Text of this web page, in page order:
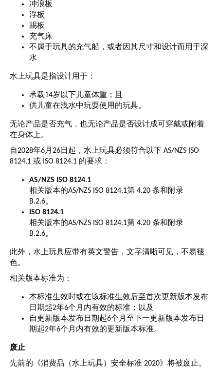
冲浪板
浮板
踢板
充气床
不属于玩具的充气船，或者因其尺寸和设计而用于深
水
水上玩具是指设计用于：
承载14岁以下儿童体重；且
供儿童在浅水中玩耍使用的玩具。
无论产品是否充气，也无论产品是否设计成可穿戴或附着
在身体上。
自2028年6月26日起，水上玩具必须符合以下 AS/NZS ISO
8124.1 或 ISO 8124.1 的要求：
AS/NZS ISO 8124.1
相关版本的AS/NZS ISO 8124.1第 4.20 条和附录
B.2.6。
ISO 8124.1
相关版本的AS/NZS ISO 8124.1第 4.20 条和附录
B.2.6。
此外，水上玩具应带有英文警告，文字清晰可见，不易褪
色。
相关版本标准为：
本标准生效时或在该标准生效后至首次更新版本发布
日期起2年6个月内有效的标准；以及
自更新版本发布日期起6个月至下一更新版本发布日
期起2年6个月内有效的更新版本标准。
废止
先前的《消费品（水上玩具）安全标准 2020》将被废止。